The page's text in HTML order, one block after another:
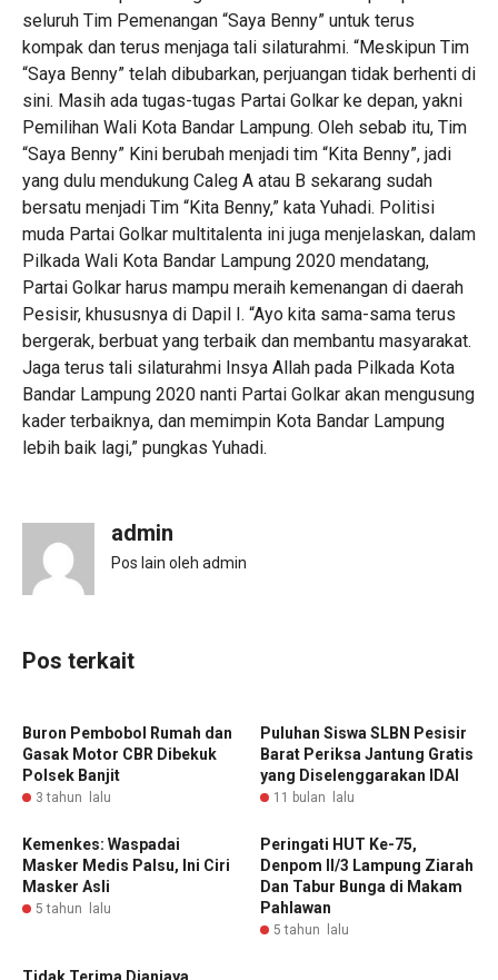
seluruh Tim Pemenangan “Saya Benny” untuk terus
kompak dan terus menjaga tali silaturahmi. “Meskipun Tim
“Saya Benny” telah dibubarkan, perjuangan tidak berhenti di
sini. Masih ada tugas-tugas Partai Golkar ke depan, yakni
Pemilihan Wali Kota Bandar Lampung. Oleh sebab itu, Tim
“Saya Benny” Kini berubah menjadi tim “Kita Benny”, jadi
yang dulu mendukung Caleg A atau B sekarang sudah
bersatu menjadi Tim “Kita Benny,” kata Yuhadi. Politisi
muda Partai Golkar multitalenta ini juga menjelaskan, dalam
Pilkada Wali Kota Bandar Lampung 2020 mendatang,
Partai Golkar harus mampu meraih kemenangan di daerah
Pesisir, khususnya di Dapil I. “Ayo kita sama-sama terus
bergerak, berbuat yang terbaik dan membantu masyarakat.
Jaga terus tali silaturahmi Insya Allah pada Pilkada Kota
Bandar Lampung 2020 nanti Partai Golkar akan mengusung
kader terbaiknya, dan memimpin Kota Bandar Lampung
lebih baik lagi,” pungkas Yuhadi.
admin
Pos lain oleh admin
Pos terkait
Buron Pembobol Rumah dan
Gasak Motor CBR Dibekuk
Polsek Banjit
3 tahun lalu
‎Puluhan Siswa SLBN Pesisir
Barat Periksa Jantung Gratis
yang Diselenggarakan IDAI
11 bulan lalu
Kemenkes: Waspadai
Masker Medis Palsu, Ini Ciri
Masker Asli
5 tahun lalu
Peringati HUT Ke-75,
Denpom II/3 Lampung Ziarah
Dan Tabur Bunga di Makam
Pahlawan
5 tahun lalu